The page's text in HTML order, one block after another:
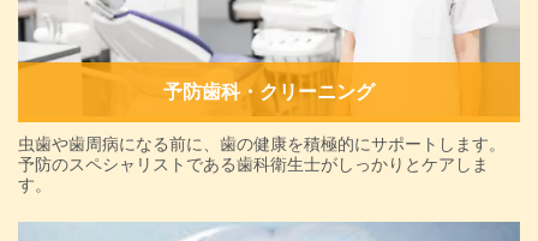
予防歯科・クリーニング
虫歯や歯周病になる前に、歯の健康を積極的にサポートします。
予防のスペシャリストである歯科衛生士がしっかりとケアしま
す。